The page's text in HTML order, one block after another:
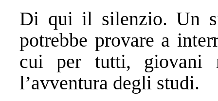
Di qui il silenzio. Un
potrebbe provare a
cui per tutti, giovani
l’avventura degli studi.